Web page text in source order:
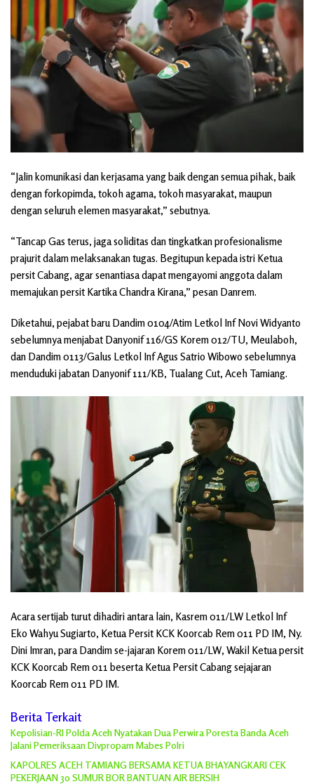
“Jalin komunikasi dan kerjasama yang baik dengan semua pihak, baik
dengan forkopimda, tokoh agama, tokoh masyarakat, maupun
dengan seluruh elemen masyarakat,” sebutnya.
“Tancap Gas terus, jaga soliditas dan tingkatkan profesionalisme
prajurit dalam melaksanakan tugas. Begitupun kepada istri Ketua
persit Cabang, agar senantiasa dapat mengayomi anggota dalam
memajukan persit Kartika Chandra Kirana,” pesan Danrem.
Diketahui, pejabat baru Dandim 0104/Atim Letkol Inf Novi Widyanto
sebelumnya menjabat Danyonif 116/GS Korem 012/TU, Meulaboh,
dan Dandim 0113/Galus Letkol Inf Agus Satrio Wibowo sebelumnya
menduduki jabatan Danyonif 111/KB, Tualang Cut, Aceh Tamiang.
Acara sertijab turut dihadiri antara lain, Kasrem 011/LW Letkol Inf
Eko Wahyu Sugiarto, Ketua Persit KCK Koorcab Rem 011 PD IM, Ny.
Dini Imran, para Dandim se-jajaran Korem 011/LW, Wakil Ketua persit
KCK Koorcab Rem 011 beserta Ketua Persit Cabang sejajaran
Koorcab Rem 011 PD IM.
Berita Terkait
Kepolisian-RI Polda Aceh Nyatakan Dua Perwira Poresta Banda Aceh
Jalani Pemeriksaan Divpropam Mabes Polri
KAPOLRES ACEH TAMIANG BERSAMA KETUA BHAYANGKARI CEK
PEKERJAAN 30 SUMUR BOR BANTUAN AIR BERSIH